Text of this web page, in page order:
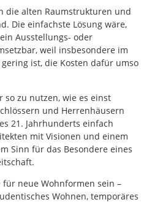
die alten Raumstrukturen und
Die einfachste Lösung wäre,
Ausstellungs- oder
weil insbesondere im
ist, die Kosten dafür umso
so zu nutzen, wie es einst
und Herrenhäusern
21. Jahrhunderts einfach
mit Visionen und einem
Sinn für das Besondere eines
neue Wohnformen sein –
Wohnen, temporäres